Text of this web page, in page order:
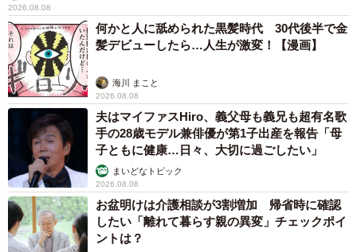
2026.08.08
何かと人に舐められた黒髪時代 30代後半で金
髪デビューしたら…人生が激変！【漫画】
海川 まこと
2026.08.08
夫はマイファスHiro、義父母も義兄も超有名歌
手の28歳モデル兼俳優が第1子出産を報告「母
子ともに健康…日々、大切に過ごしたい」
まいどなトピック
2026.08.08
お盆明けは介護相談が3割増加 帰省時に確認
したい「離れて暮らす親の異変」チェックポイ
ントは？